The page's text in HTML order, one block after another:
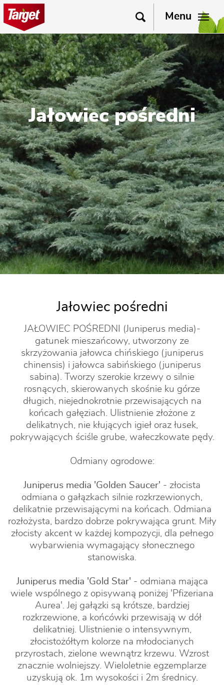
Menu
Jałowiec pośredni
Jałowiec pośredni
JAŁOWIEC POŚREDNI (Juniperus media)-
gatunek mieszańcowy, utworzony ze
skrzyżowania jałowca chińskiego (juniperus
chinensis) i jałowca sabińskiego (juniperus
sabina). Tworzy szerokie krzewy o silnie
rosnących, skierowanych skośnie ku górze
długich, niejednokrotnie przewisających na
końcach gałęziach. Ulistnienie złożone z
delikatnych, nie kłujących igieł oraz łusek,
pokrywających ściśle grube, wałeczkowate pędy.
Odmiany ogrodowe:
Juniperus media 'Golden Saucer' - złocista
odmiana o gałązkach silnie rozkrzewionych,
delikatnie przewisającymi na końcach. Odmiana
rozłożysta, bardzo dobrze pokrywająca grunt. Miły
złocisty akcent w każdej kompozycji, dla pełnego
wybarwienia wymagający słonecznego
stanowiska.
Juniperus media 'Gold Star' - odmiana mająca
wiele wspólnego z opisywaną poniżej 'Pfizeriana
Aurea'. Jej gałązki są krótsze, bardziej
rozkrzewione, a końcówki przewisają w dół
delikatniej. Ulistnienie o intensywnym,
złocistożółtym kolorze na młodocianych
przyrostach, zielone wewnątrz krzewu. Wzrost
znacznie wolniejszy. Wieloletnie egzemplarze
uzyskują ok. 1m wysokości i 2m średnicy.